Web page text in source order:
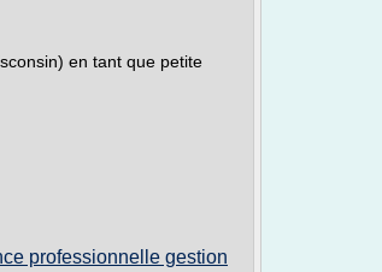
en tant que petite
professionnelle gestion